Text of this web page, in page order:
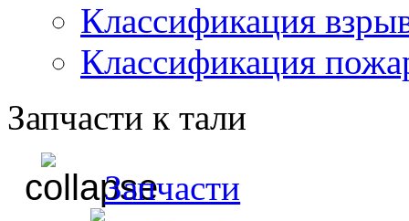
Классификация
Классификация
Запчасти к тали
Запчасти